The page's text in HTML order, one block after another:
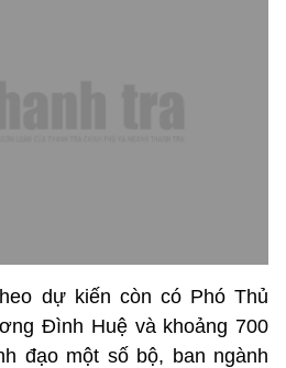
dự kiến còn có Phó Thủ
Đình Huệ và khoảng 700
đạo một số bộ, ban ngành